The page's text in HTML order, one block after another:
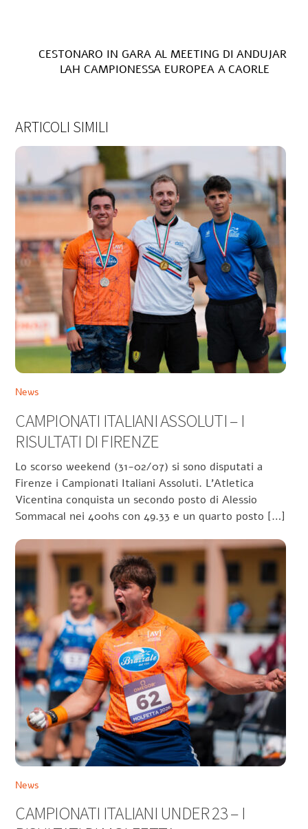
CESTONARO IN GARA AL MEETING DI ANDUJAR
LAH CAMPIONESSA EUROPEA A CAORLE
ARTICOLI SIMILI
News
CAMPIONATI ITALIANI ASSOLUTI – I
RISULTATI DI FIRENZE
Lo scorso weekend (31-02/07) si sono disputati a
Firenze i Campionati Italiani Assoluti. L’Atletica
Vicentina conquista un secondo posto di Alessio
Sommacal nei 400hs con 49.33 e un quarto posto […]
News
CAMPIONATI ITALIANI UNDER 23 – I